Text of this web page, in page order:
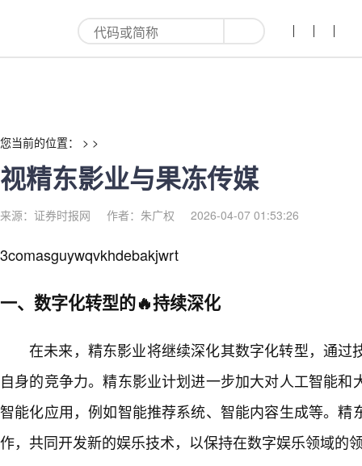
视精东影业与果冻传媒-红利来
您当前的位置： > >
视精东影业与果冻传媒
来源：证券时报网 作者：朱广权 2026-04-07 01:53:26
3comasguywqvkhdebakjwrt
一、数字化转型的🔥持续深化
在未来，精东影业将继续深化其数字化转型，通过
自身的竞争力。精东影业计划进一步加大对人工智能
智能化应用，例如智能推荐系统、智能内容生成等。精
作，共同开发新的娱乐技术，以保持在数字娱乐领域的